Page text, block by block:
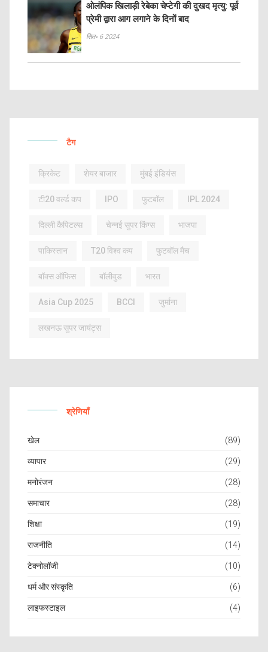
ओलंपिक खिलाड़ी रेबेका चेप्टेगी की दुखद मृत्यु: पूर्व
प्रेमी द्वारा आग लगाने के दिनों बाद
सित॰ 6 2024
टैग
क्रिकेट शेयर बाजार मुंबई इंडियंस
टी20 वर्ल्ड कप IPO फुटबॉल IPL 2024
दिल्ली कैपिटल्स चेन्नई सुपर किंग्स भाजपा
पाकिस्तान T20 विश्व कप फुटबॉल मैच
बॉक्स ऑफिस बॉलीवुड भारत
Asia Cup 2025 BCCI जुर्माना
लखनऊ सुपर जायंट्स
श्रेणियाँ
खेल (89)
व्यापार (29)
मनोरंजन (28)
समाचार (28)
शिक्षा (19)
राजनीति (14)
टेक्नोलॉजी (10)
धर्म और संस्कृति (6)
लाइफस्टाइल (4)